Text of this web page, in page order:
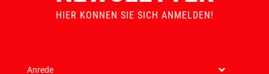
HIER KONNEN SIE SICH ANMELDEN!